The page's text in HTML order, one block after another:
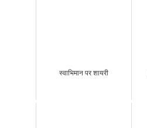
स्वाभिमान पर शायरी